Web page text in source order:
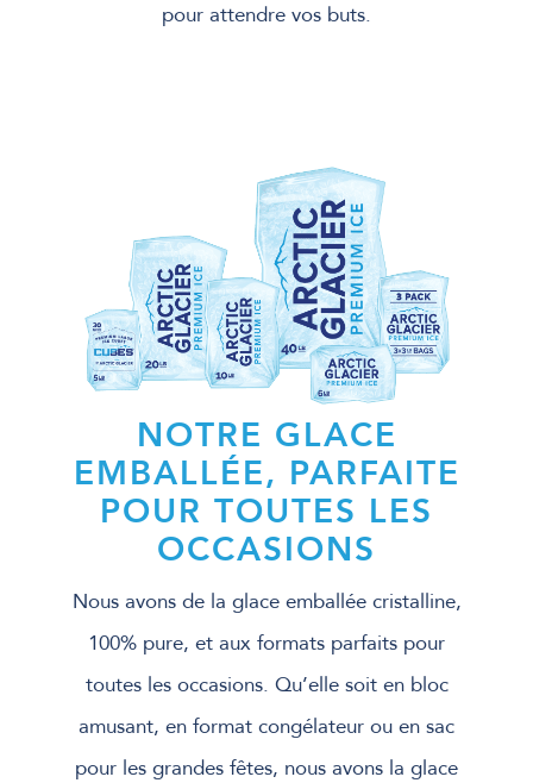
pour attendre vos buts.
NOTRE GLACE
EMBALLÉE, PARFAITE
POUR TOUTES LES
OCCASIONS
Nous avons de la glace emballée cristalline,
100% pure, et aux formats parfaits pour
toutes les occasions. Qu’elle soit en bloc
amusant, en format congélateur ou en sac
pour les grandes fêtes, nous avons la glace